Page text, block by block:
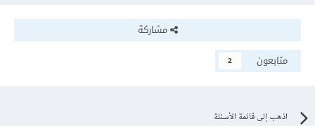
مشاركة
متابعون
2
اذهب إلى قائمة الأسئلة